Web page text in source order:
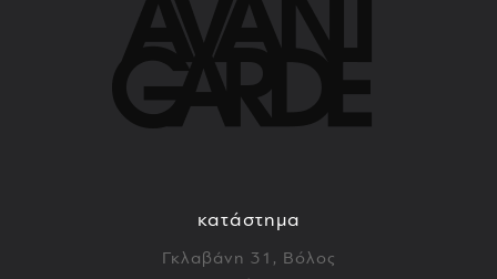
κατάστημα
Γκλαβάνη 31, Βόλος